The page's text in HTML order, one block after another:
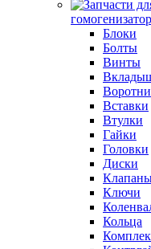
Блоки
Болты
Винты
Вставки
Втулки
Гайки
Головки
Диски
Ключи
Кольца